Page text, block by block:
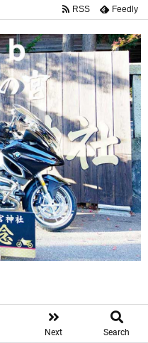
Next Search
RSS Feedly